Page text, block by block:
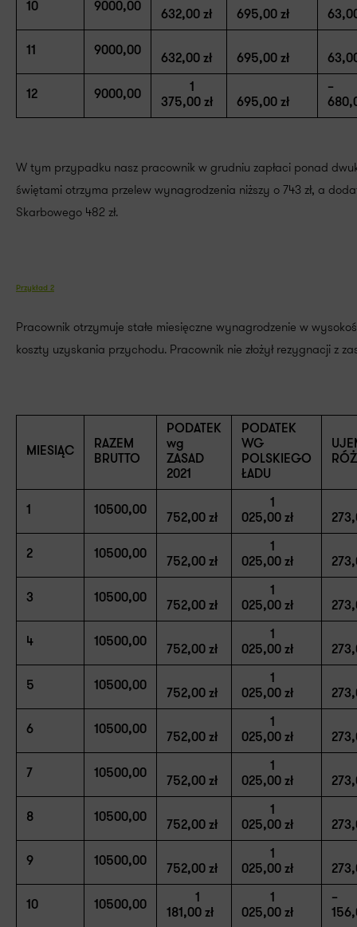
10 9000,00
632,00 zł 695,00 zł
11 9000,00
632,00 zł 695,00 zł
12 9000,00
1
375,00 zł
695,00 zł
W tym przypadku nasz pracownik w grudniu zapłaci ponad
świętami otrzyma przelew wynagrodzenia niższy o 743 zł, a
Skarbowego 482 zł.
Przykład 2
Pracownik otrzymuje stałe miesięczne wynagrodzenie w
koszty uzyskania przychodu. Pracownik nie złożył rezygnacji z
MIESIĄC
RAZEM
BRUTTO
PODATEK
wg
ZASAD
2021
PODATEK
WG
POLSKIEGO
ŁADU
1 10500,00
752,00 zł
1
025,00 zł
2 10500,00
752,00 zł
1
025,00 zł
3 10500,00
752,00 zł
1
025,00 zł
4 10500,00
752,00 zł
1
025,00 zł
5 10500,00
752,00 zł
1
025,00 zł
6 10500,00
752,00 zł
1
025,00 zł
7 10500,00
752,00 zł
1
025,00 zł
8 10500,00
752,00 zł
1
025,00 zł
9 10500,00
752,00 zł
1
025,00 zł
10 10500,00
1
181,00 zł
1
025,00 zł